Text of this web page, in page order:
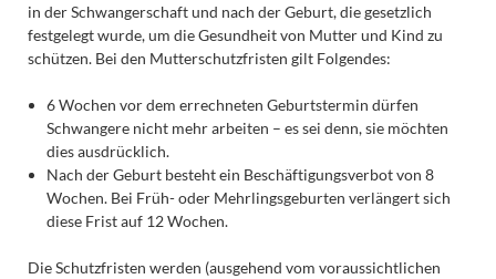
in der Schwangerschaft und nach der Geburt, die gesetzlich
festgelegt wurde, um die Gesundheit von Mutter und Kind zu
schützen. Bei den Mutterschutzfristen gilt Folgendes:
6 Wochen vor dem errechneten Geburtstermin dürfen
Schwangere nicht mehr arbeiten – es sei denn, sie möchten
dies ausdrücklich.
Nach der Geburt besteht ein Beschäftigungsverbot von 8
Wochen. Bei Früh- oder Mehrlingsgeburten verlängert sich
diese Frist auf 12 Wochen.
Die Schutzfristen werden (ausgehend vom voraussichtlichen